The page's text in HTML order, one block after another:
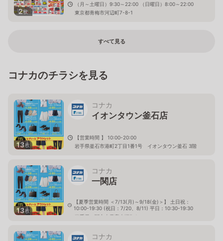
2枚
（月～土曜日）9:30～22:00 （日曜日）8:00～22:00
東京都青梅市河辺町7-8-1
すべて見る
コナカのチラシを見る
13枚
コナカ
イオンタウン釜石店
【営業時間 】 10:00-20:00
岩手県釜石市港町2丁目1番1号 イオンタウン釜石 3階
13枚
コナカ
一関店
【夏季営業時間 ＜7/13(月)～9/18(金)＞】 土日祝：
10:00-19:30 (祝日：7/20、8/11) 平日：10:30-19:30
岩手県一関市山目字大槻7-1
コナカ